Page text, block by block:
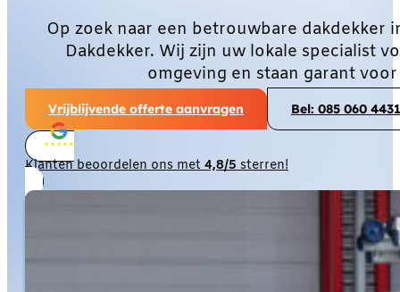
Op zoek naar een betrouwbare dakdekker
Dakdekker. Wij zijn uw lokale specialist
omgeving en staan garant
Vrijblijvende offerte aanvragen Bel: 085 060 4431
Klanten beoordelen ons met4,8/5sterren!